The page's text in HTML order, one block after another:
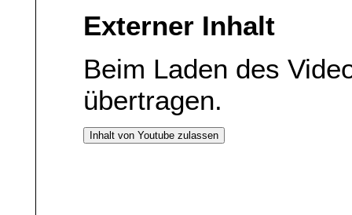
Externer Inhalt
Beim Laden des
übertragen.
Inhalt von Youtube zulassen